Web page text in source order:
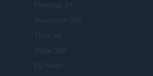
Finanzas 24
Investindo 365
Think.es
Viajar 365
ES Newz